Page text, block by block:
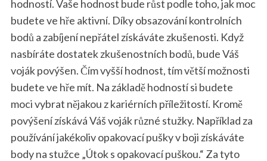
hodností. Vaše hodnost bude růst podle toho, jak moc
budete ve hře aktivní. Díky obsazování kontrolních
bodů a zabíjení nepřátel získáváte zkušenosti. Když
nasbíráte dostatek zkušenostních bodů, bude Váš
voják povýšen. Čím vyšší hodnost, tím větší možnosti
budete ve hře mít. Na základě hodností si budete
moci vybrat nějakou z kariérních příležitostí. Kromě
povýšení získává Váš voják různé stužky. Například za
používání jakékoliv opakovací pušky v boji získáváte
body na stužce „Útok s opakovací puškou.“ Za tyto